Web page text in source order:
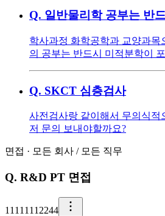
Q. 일반물리학 공부는 반
학사과정 화학공학과 교양과
의 공부는 반드시 미적분학이
Q. SKCT 심층검사
사전검사랑 같이해서 무의식적
저 문의 보내야할까요?
면접 · 모든 회사 / 모든 직무
Q. R&D PT 면접
1 1111112244